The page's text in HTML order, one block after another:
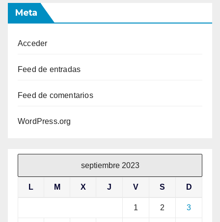
Meta
Acceder
Feed de entradas
Feed de comentarios
WordPress.org
septiembre 2023
L M X J V S D
1 2 3